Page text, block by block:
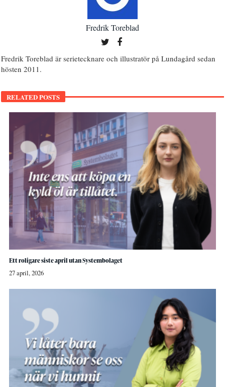
Fredrik Toreblad
Fredrik Toreblad är serietecknare och illustratör på Lundagård sedan
hösten 2011.
RELATED POSTS
Ett roligare siste april utan Systembolaget
27 april, 2026